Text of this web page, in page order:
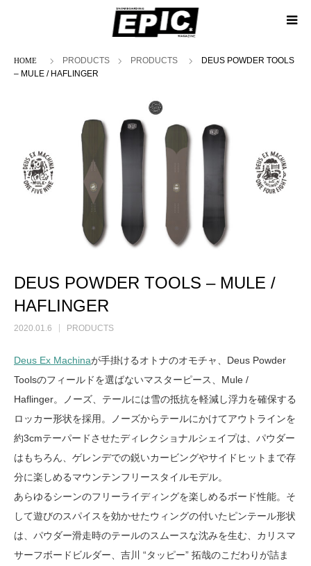
ホームPRODUCTS PRODUCTS
DEUS POWDER TOOLS
– MULE / HAFLINGER
DEUS POWDER TOOLS – MULE /
HAFLINGER
2020.01.6 PRODUCTS
Deus Ex Machinaが手掛けるオトナのオモチャ、Deus Powder
Toolsのフィールドを選ばないマスターピース、Mule /
Haflinger。ノーズ、テールには雪の抵抗を軽減し浮力を確保する
ロッカー形状を採用。ノーズからテールにかけてアウトラインを
約3cmテーパードさせたディレクショナルシェイプは、パウダー
はもちろん、ゲレンデでの鋭いカービングやサイドヒットまで存
分に楽しめるマウンテンフリースタイルモデル。
あらゆるシーンのフリーライディングを楽しめるボード性能。そ
して遊びのスパイスを効かせたウィングの付いたピンテール形状
は、パウダー滑走時のテールのスムースな沈みを生む、カリスマ
サーフボードビルダー、吉川 “タッピー” 拓哉のこだわりが詰ま